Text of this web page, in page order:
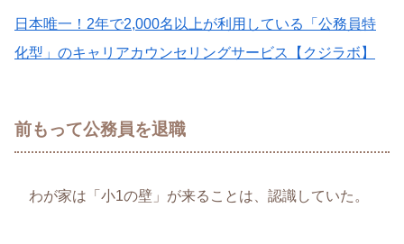
日本唯一！2年で2,000名以上が利用している「公務員特
化型」のキャリアカウンセリングサービス【クジラボ】
前もって公務員を退職
わが家は「小1の壁」が来ることは、認識していた。